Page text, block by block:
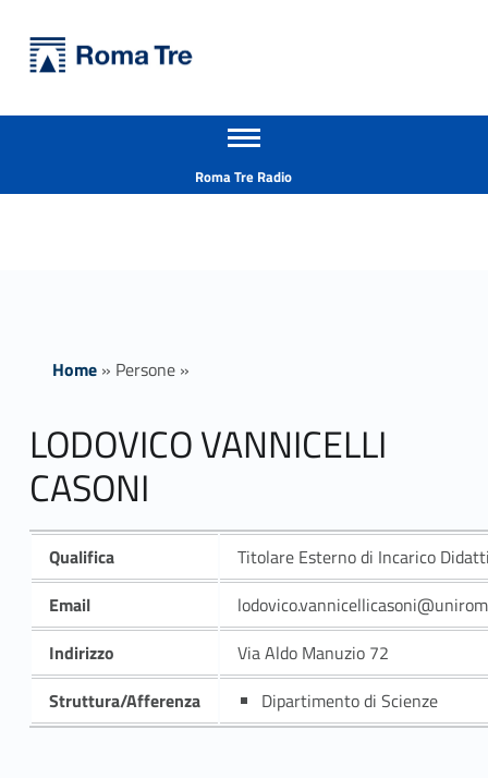
LODOVICO VANNICELLI CASONI - Università Roma Tre
Apri il menu secondario
Roma Tre Radio
Home» Persone»
LODOVICO VANNICELLI
CASONI
Qualifica
Titolare Esterno di Incarico
Email
Indirizzo
Via Aldo Manuzio 72
Struttura/Afferenza
Dipartimento di Scienze